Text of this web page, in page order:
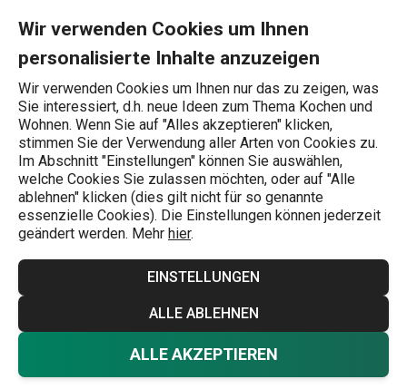
Wir verwenden Cookies um Ihnen
personalisierte Inhalte anzuzeigen
Wir verwenden Cookies um Ihnen nur das zu zeigen, was
Sie interessiert, d.h. neue Ideen zum Thema Kochen und
Wohnen. Wenn Sie auf "Alles akzeptieren" klicken,
stimmen Sie der Verwendung aller Arten von Cookies zu.
Im Abschnitt "Einstellungen" können Sie auswählen,
welche Cookies Sie zulassen möchten, oder auf "Alle
ablehnen" klicken (dies gilt nicht für so genannte
essenzielle Cookies). Die Einstellungen können jederzeit
geändert werden. Mehr hier.
EINSTELLUNGEN
ALLE ABLEHNEN
ALLE AKZEPTIEREN
Wonach suchen Sie?
Startseite
Espresso-Tasse ALLEGRO, mit
Untertasse